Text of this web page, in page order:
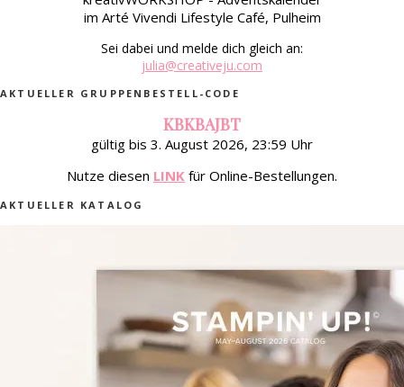
im Arté Vivendi Lifestyle Café, Pulheim
Sei dabei und melde dich gleich an:
julia@creativeju.com
AKTUELLER GRUPPENBESTELL-CODE
KBKBAJBT
gültig bis 3. August 2026, 23:59 Uhr
Nutze diesen LINK für Online-Bestellungen.
AKTUELLER KATALOG